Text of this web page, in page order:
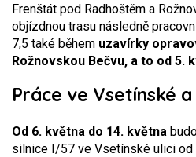
Frenštát pod Radhoštěm a
objízdnou trasu následně
7,5 také během uzavírky
Rožnovskou Bečvu, a to od 5.
Práce ve Vsetínské
Od 6. května do 14. května
silnice I/57 ve Vsetínské ulici